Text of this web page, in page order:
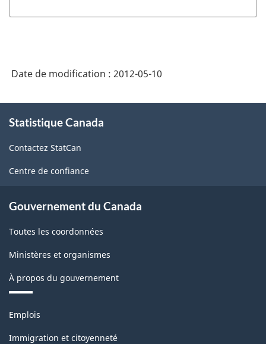
Date de modification : 2012-05-10
propos
ce
site
Statistique Canada
Contactez StatCan
Centre de confiance
Gouvernement du Canada
Toutes les coordonnées
Ministères et organismes
À propos du gouvernement
Thèmes
sujets
Emplois
Immigration et citoyenneté